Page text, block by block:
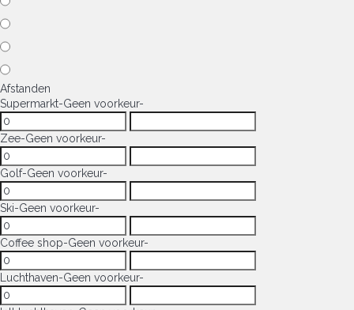
Afstanden
Supermarkt-Geen voorkeur-
Zee-Geen voorkeur-
Golf-Geen voorkeur-
Ski-Geen voorkeur-
Coffee shop-Geen voorkeur-
Luchthaven-Geen voorkeur-